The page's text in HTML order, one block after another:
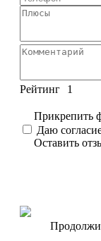
Рейтинг 1
Прикрепить
Даю
Оставить